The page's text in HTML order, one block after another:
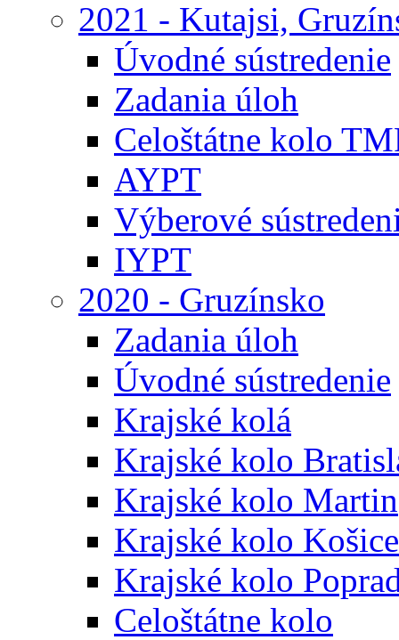
2021 - Kutajsi,
Úvodné sústredenie
Zadania úloh
Celoštátne kolo
AYPT
Výberové
IYPT
2020 - Gruzínsko
Zadania úloh
Úvodné sústredenie
Krajské kolá
Krajské kolo
Krajské kolo Martin
Krajské kolo Košice
Krajské kolo
Celoštátne kolo